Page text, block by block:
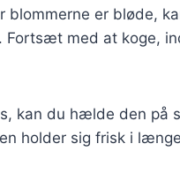
er bløde,
Fortsæt med at koge,
kan du hælde den på
holder sig frisk i